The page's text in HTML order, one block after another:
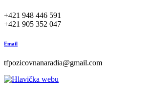
+421 948 446 591
+421 905 352 047
Email
tfpozicovnanaradia@gmail.com